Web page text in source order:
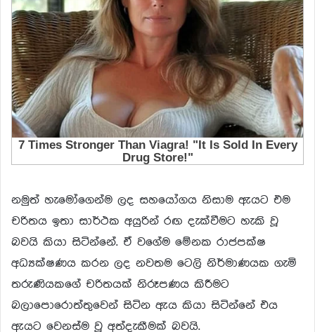
නමුත් හැමෝගෙන්ම ලද සහයෝගය නිසාම ඇයට එම
චරිතය ඉතා සාර්ථක අයුරින් රඟ දැක්වීමට හැකි වූ
බවයි කියා සිටින්නේ. ඒ වගේම මේනක රාජපක්ෂ
අධ්යක්ෂණය කරන ලද නවතම ටෙලි නිර්මාණයක ගැමි
තරුණියකගේ චරිතයක් නිරූපණය කිරීමට
බලාපොරොත්තුවෙන් සිටින ඇය කියා සිටින්නේ එය
ඇයට වෙනස්ම වූ අත්දැකීමක් බවයි.